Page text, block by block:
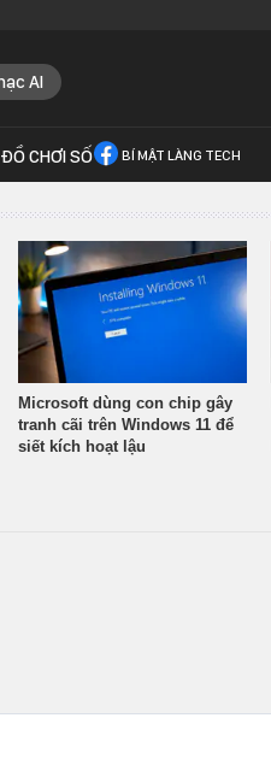
AI
ĐỒ CHƠI SỐ BÍ MẬT LÀNG TECH
Microsoft dùng con chip gây
tranh cãi trên Windows 11 để
siết kích hoạt lậu